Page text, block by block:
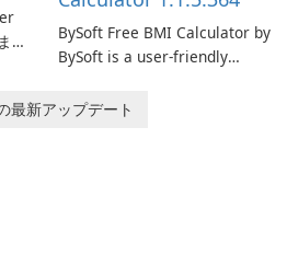
BySoft Free BMI Calculator by
BySoft is a user-friendly
designed to help you
最新アップデート